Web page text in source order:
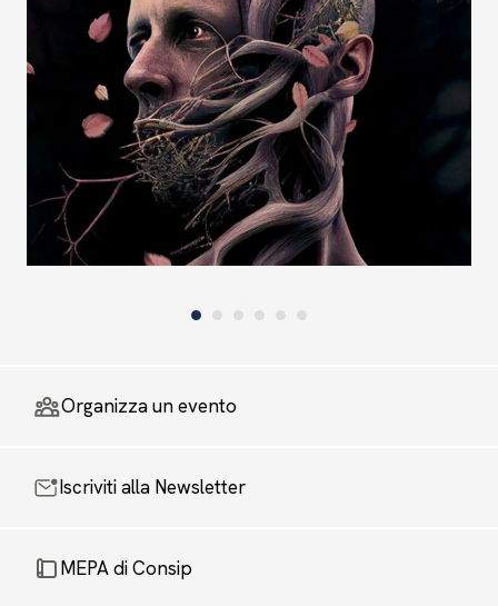
Organizza un evento
Iscriviti alla Newsletter
MEPA di Consip